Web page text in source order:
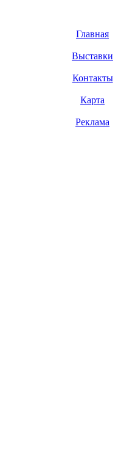
Главная
Выставки
Контакты
Карта
Реклама